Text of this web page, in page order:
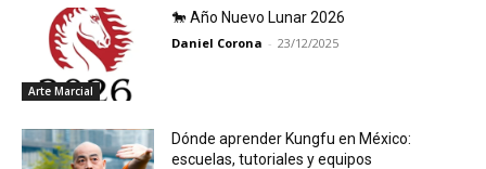
Arte Marcial
🐎 Año Nuevo Lunar 2026
Daniel Corona - 23/12/2025
Dónde aprender Kungfu en México:
escuelas, tutoriales y equipos